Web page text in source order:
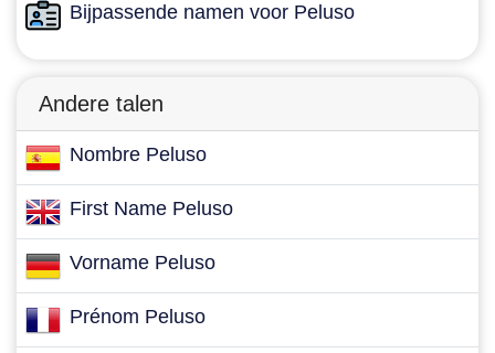
Bijpassende namen voor Peluso
Andere talen
Nombre Peluso
First Name Peluso
Vorname Peluso
Prénom Peluso